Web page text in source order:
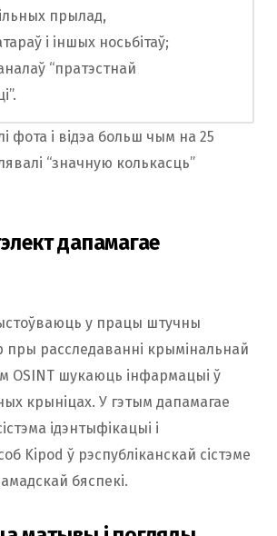
прылад,
і іншых носьбітаў;
“пратэстнай
фота і відэа больш чым на 25
“значную колькасць”
дапамагае
у працы штучны
пры расследаванні крымінальнай
OSINT шукаюць інфармацыі ў
крыніцах. У гэтым дапамагае
ідэнтыфікацыі і
Kipod ў рэспубліканскай сістэме
бяспекі.